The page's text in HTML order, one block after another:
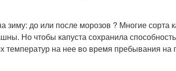
зиму: до или после морозов ? Многие
Но чтобы капуста сохранила
температур на нее во время пребывания на